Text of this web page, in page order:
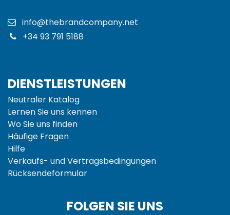
info@thebrandcompany.net
+34 93 791 5188
DIENSTLEISTUNGEN
Neutraler Katalog
Lernen Sie uns kennen
Wo Sie uns finden
Häufige Fragen
Hilfe
Verkaufs- undVertragsbedingungen
Rücksendeformular
FOLGEN SIE UNS